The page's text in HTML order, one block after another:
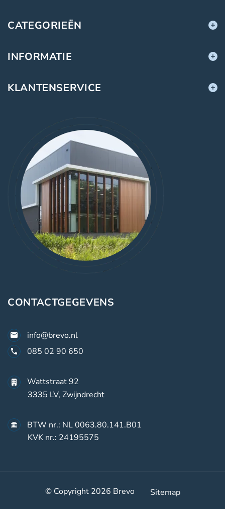
CATEGORIEËN
INFORMATIE
KLANTENSERVICE
CONTACTGEGEVENS
info@brevo.nl
085 02 90 650
Wattstraat 92
3335 LV, Zwijndrecht
BTW nr.: NL 0063.80.141.B01
KVK nr.: 24195575
© Copyright 2026 Brevo Sitemap